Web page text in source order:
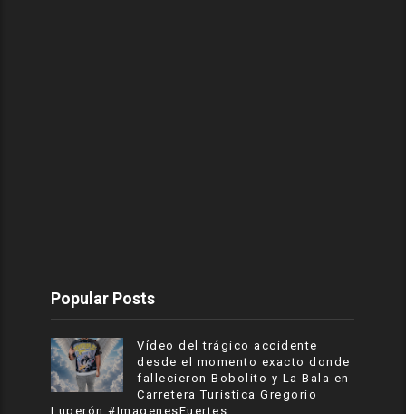
Popular Posts
Vídeo del trágico accidente
desde el momento exacto donde
fallecieron Bobolito y La Bala en
Carretera Turistica Gregorio
Luperón #ImagenesFuertes